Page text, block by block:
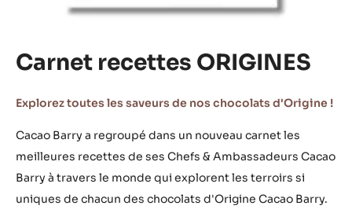
Carnet recettes ORIGINES
Explorez toutes les saveurs de nos chocolats d'Origine !
Cacao Barry a regroupé dans un nouveau carnet les
meilleures recettes de ses Chefs & Ambassadeurs Cacao
Barry à travers le monde qui explorent les terroirs si
uniques de chacun des chocolats d'Origine Cacao Barry.